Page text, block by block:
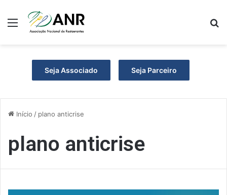
Menu
Seja Associado Seja Parceiro
Início / plano anticrise
plano anticrise